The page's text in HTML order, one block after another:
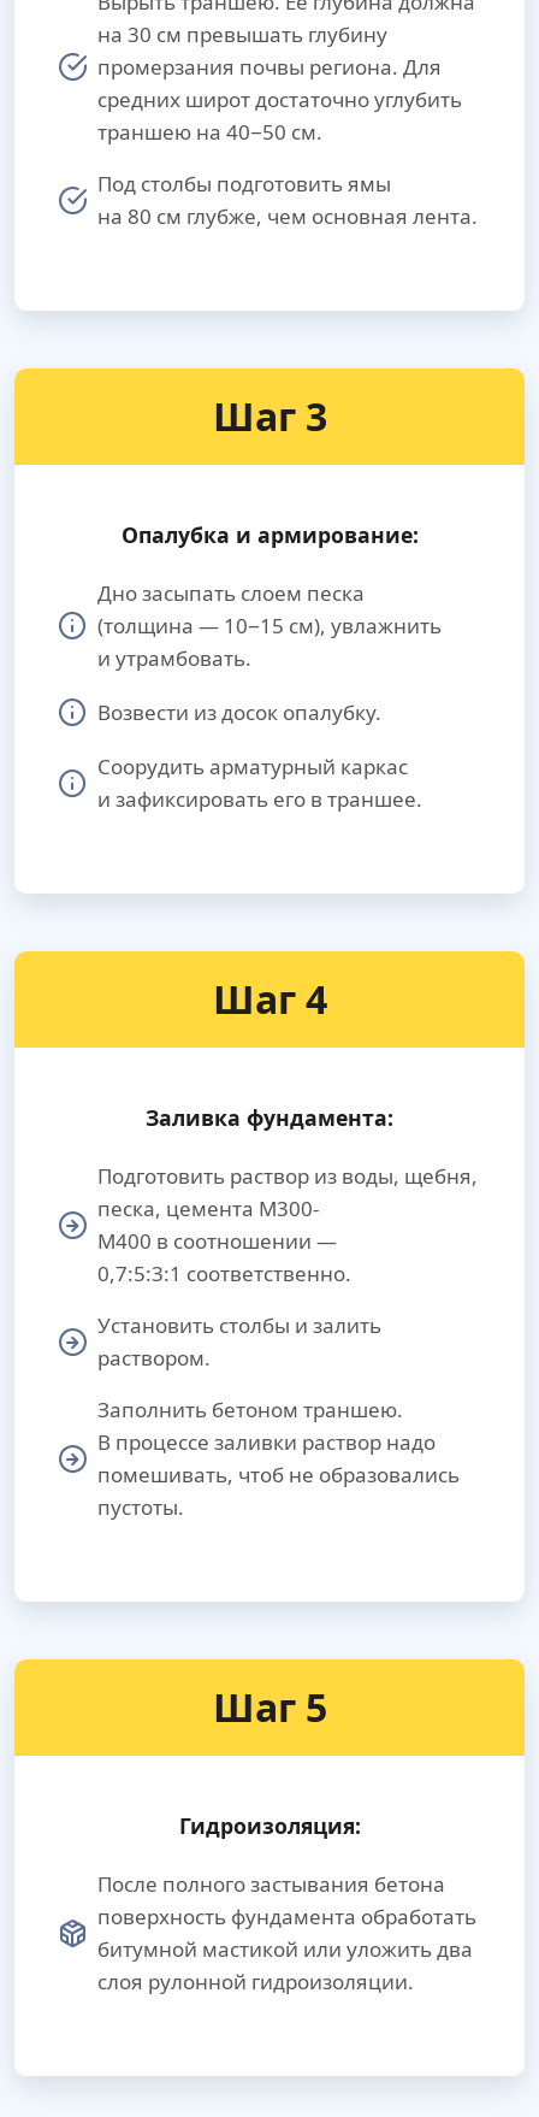
на 30 см превышать глубину
промерзания почвы региона. Для
средних широт достаточно углубить
траншею на 40−50 см.
Под столбы подготовить ямы
на 80 см глубже, чем основная лента.
Шаг 3
Опалубка и армирование:
Дно засыпать слоем песка
(толщина — 10−15 см), увлажнить
и утрамбовать.
Возвести из досок опалубку.
Соорудить арматурный каркас
и зафиксировать его в траншее.
Шаг 4
Заливка фундамента:
Подготовить раствор из воды, щебня,
песка, цемента М300-
М400 в соотношении —
0,7:5:3:1 соответственно.
Установить столбы и залить
раствором.
Заполнить бетоном траншею.
В процессе заливки раствор надо
помешивать, чтоб не образовались
пустоты.
Шаг 5
Гидроизоляция:
После полного застывания бетона
поверхность фундамента обработать
битумной мастикой или уложить два
слоя рулонной гидроизоляции.